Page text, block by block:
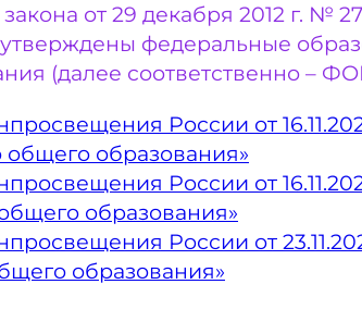
от 29 декабря 2012 г.
федеральные
(далее соответственно
России от
общего образования»
России от
образования»
России от
образования»